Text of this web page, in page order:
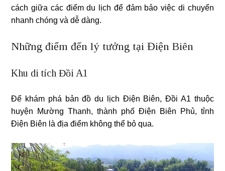
cách giữa các điểm du lịch để đảm bảo việc di chuyển
nhanh chóng và dễ dàng.
Những điểm đến lý tưởng tại Điện Biên
Khu di tích Đồi A1
Để khám phá bản đồ du lịch Điện Biên, Đồi A1 thuộc
huyện Mường Thanh, thành phố Điện Biên Phủ, tỉnh
Điện Biên là địa điểm không thể bỏ qua.